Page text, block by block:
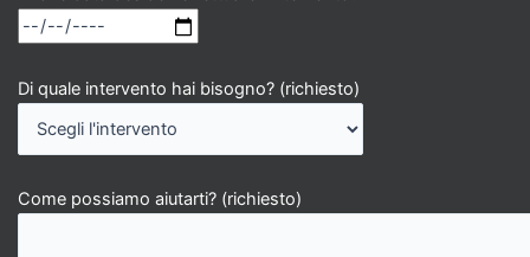
Di quale intervento hai bisogno? (richiesto)
Come possiamo aiutarti? (richiesto)